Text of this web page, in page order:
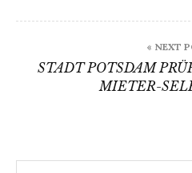
« NEXT
STADT POTSDAM
MIETER-